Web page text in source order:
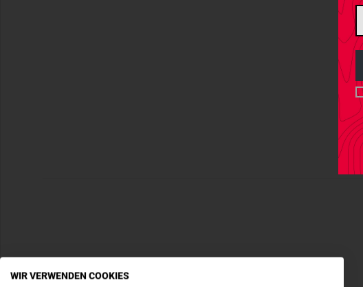
WIR VERWENDEN COOKIES